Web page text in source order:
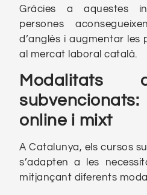
Gràcies a aquestes
persones
d’anglès i augmentar les
al mercat laboral català.
Modalitats
online i mixt
A Catalunya, els cursos
s’adapten a les
mitjançant diferents